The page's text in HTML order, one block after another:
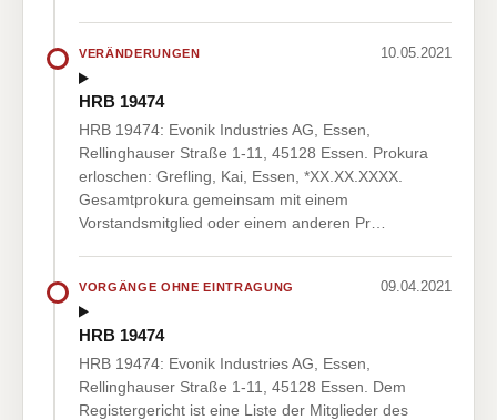
VERÄNDERUNGEN 10.05.2021
HRB 19474
HRB 19474: Evonik Industries AG, Essen,
Rellinghauser Straße 1-11, 45128 Essen. Prokura
erloschen: Grefling, Kai, Essen, *XX.XX.XXXX.
Gesamtprokura gemeinsam mit einem
Vorstandsmitglied oder einem anderen Pr…
VORGÄNGE OHNE EINTRAGUNG 09.04.2021
HRB 19474
HRB 19474: Evonik Industries AG, Essen,
Rellinghauser Straße 1-11, 45128 Essen. Dem
Registergericht ist eine Liste der Mitglieder des